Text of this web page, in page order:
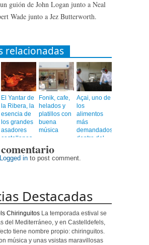
guión de John Logan junto a Neal
Wade junto a Jez Butterworth.
relacionadas
El Yantar de
la Ribera, la
esencia de
los grandes
asadores
castellanos
corazón de
Barcelona
Fonik, cafe,
helados y
platillos con
buena
música
Açai, uno de
los
alimentos
más
demandados
dentro del
healthy
Logged in to post comment.
Destacadas
Chiringuitos La temporada estival se
del Mediterráneo, y en Castelldefels,
tiene nombre propio: chiringuitos.
música y unas vsistas maravillosas